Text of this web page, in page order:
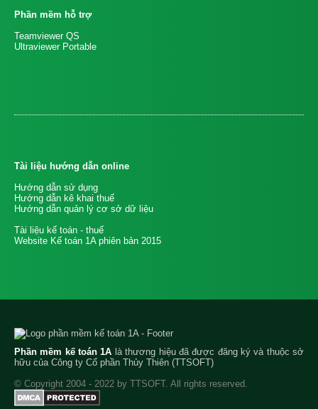
Phần mềm hỗ trợ
Teamviewer QS
Ultraviewer Portable
Tài liệu hướng dẫn online
Hướng dẫn sử dụng
Hướng dẫn kê khai thuế
Hướng dẫn quản lý cơ sở dữ liệu
Tài liệu kế toán - thuế
Website Kế toán 1A phiên bản 2015
Phần mềm kế toán 1A là thương hiệu đã được đăng ký và thuộc sở
hữu của Công ty Cổ phần Thủy Thiên (TTSOFT)
© Copyright 2004 - 2022 by TTSOFT. All rights reserved.